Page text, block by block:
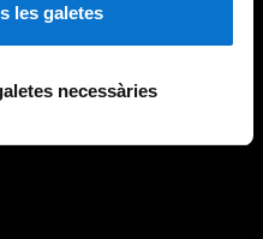
les galetes
necessàries